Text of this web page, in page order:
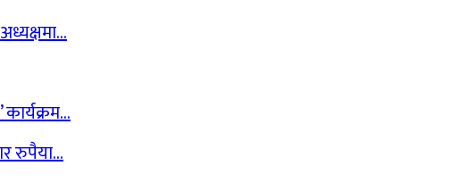
रुपैया…